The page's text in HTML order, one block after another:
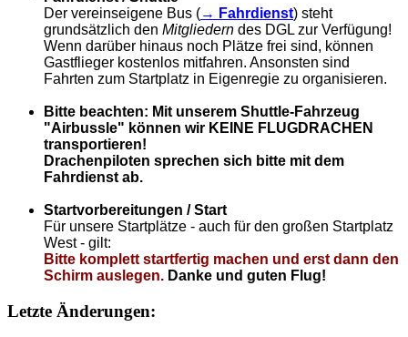
Der vereinseigene Bus (→ Fahrdienst) steht
grundsätzlich den Mitgliedern des DGL zur Verfügung!
Wenn darüber hinaus noch Plätze frei sind, können
Gastflieger kostenlos mitfahren. Ansonsten sind
Fahrten zum Startplatz in Eigenregie zu organisieren.
Bitte beachten: Mit unserem Shuttle-Fahrzeug
"Airbussle" können wir KEINE FLUGDRACHEN
transportieren!
Drachenpiloten sprechen sich bitte mit dem
Fahrdienst ab.
Startvorbereitungen / Start
Für unsere Startplätze - auch für den großen Startplatz
West - gilt:
Bitte komplett startfertig machen und erst dann den
Schirm auslegen. Danke und guten Flug!
Letzte Änderungen: